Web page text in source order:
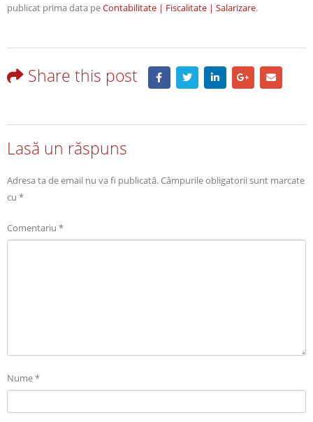
publicat prima data peContabilitate | Fiscalitate | Salarizare.
Share this post
Lasă un răspuns
Adresa ta de email nu va fi publicată.Câmpurile obligatorii sunt marcate
cu *
Comentariu *
Nume*